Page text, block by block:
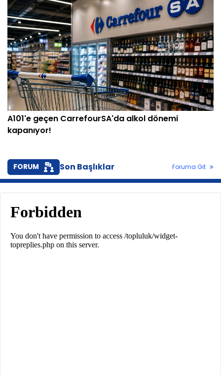
A101'e geçen CarrefourSA'da alkol dönemi
kapanıyor!
FORUM Son Başlıklar Foruma Git